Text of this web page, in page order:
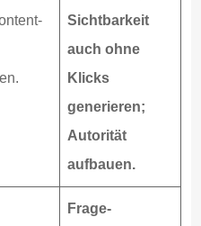
Sichtbarkeit
auch ohne
Klicks
generieren;
Autorität
aufbauen.
Frage-